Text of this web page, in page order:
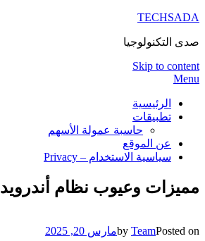
TECHSADA
صدى التكنولوجيا
Skip to content
Menu
الرئيسية
تطبيقات
حاسبة عمولة الأسهم
عن الموقع
سياسية الاستخدام – Privacy
مميزات وعيوب نظام أندرويد
by TeamPosted on مارس 20, 2025